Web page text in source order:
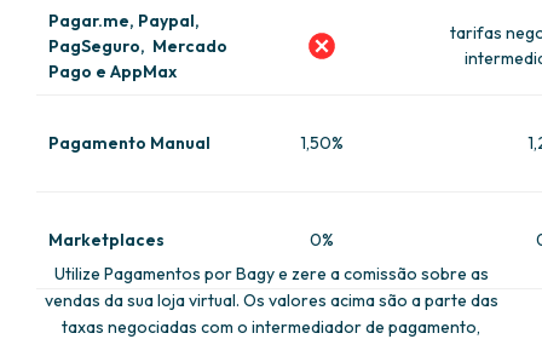
Pagar.me, Paypal,
PagSeguro, Mercado
Pago e AppMax
tarifas
Pagamento Manual 1,50%
Marketplaces 0%
Utilize Pagamentos por Bagy e zere a comissão sobre as
vendas da sua loja virtual. Os valores acima são a parte das
taxas negociadas com o intermediador de pagamento,